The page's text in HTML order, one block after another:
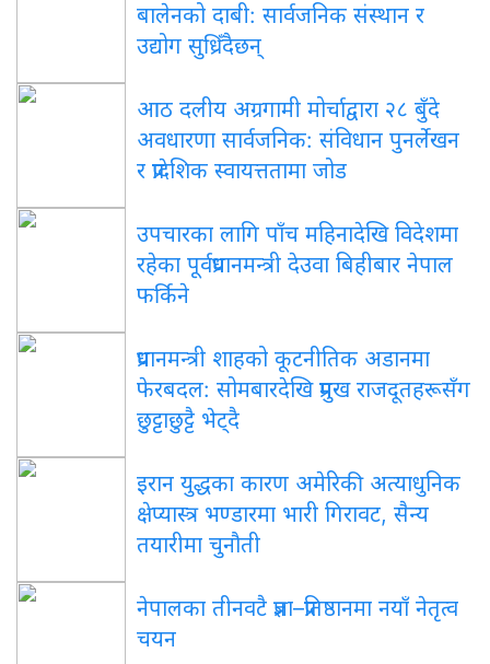
बालेनको दाबी: सार्वजनिक संस्थान र
उद्योग सुध्रिँदैछन्
आठ दलीय अग्रगामी मोर्चाद्वारा २८ बुँदे
अवधारणा सार्वजनिक: संविधान पुनर्लेखन
र प्रादेशिक स्वायत्ततामा जोड
उपचारका लागि पाँच महिनादेखि विदेशमा
रहेका पूर्वप्रधानमन्त्री देउवा बिहीबार नेपाल
फर्किने
प्रधानमन्त्री शाहको कूटनीतिक अडानमा
फेरबदल: सोमबारदेखि प्रमुख राजदूतहरूसँग
छुट्टाछुट्टै भेट्दै
इरान युद्धका कारण अमेरिकी अत्याधुनिक
क्षेप्यास्त्र भण्डारमा भारी गिरावट, सैन्य
तयारीमा चुनौती
नेपालका तीनवटै प्रज्ञा–प्रतिष्ठानमा नयाँ नेतृत्व
चयन